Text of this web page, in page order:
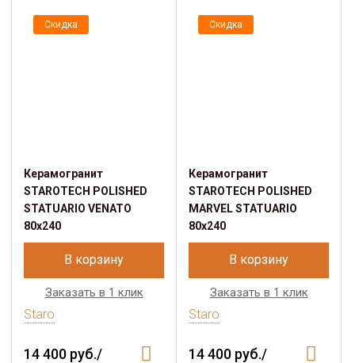
Скидка
Керамогранит
STAROTECH POLISHED
STATUARIO VENATO
80х240
В корзину
Заказать в 1 клик
Staro
14 400 руб./
Скидка
Керамогранит
STAROTECH POLISHED
MARVEL STATUARIO
80х240
В корзину
Заказать в 1 клик
Staro
14 400 руб./